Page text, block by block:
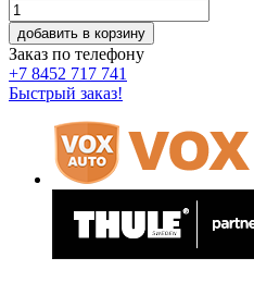
добавить в корзину
Заказ по телефону
+7 8452 717 741
Быстрый заказ!